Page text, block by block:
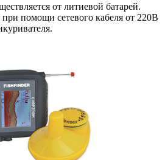
от литиевой батарей.
при помощи сетевого кабеля от 220В